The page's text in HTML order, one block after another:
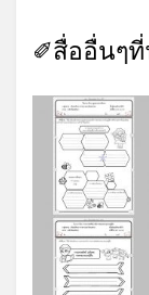
✐สื่ออื่นๆ
*